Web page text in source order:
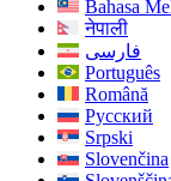
Bahasa
नेपाली
فارسی
Português
Română
Русский
Srpski
Slovenčina